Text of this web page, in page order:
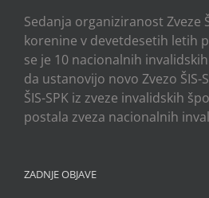
Sedanja organiziranost Zveze
korenine v devetdesetih letih
se je 10 nacionalnih
da ustanovijo novo Zvezo ŠIS-
ŠIS-SPK iz zveze invalidskih
postala zveza nacionalnih
ZADNJE OBJAVE